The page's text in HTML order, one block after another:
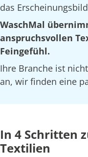
das
WaschMal
anspruchsvollen
Feingefühl.
Ihre Branche ist
an, wir finden eine
In 4 Schritten
Textilien